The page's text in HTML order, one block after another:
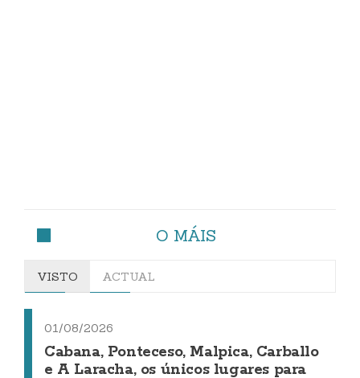
O MÁIS
VISTO ACTUAL
01/08/2026
Cabana, Ponteceso, Malpica, Carballo
e A Laracha, os únicos lugares para